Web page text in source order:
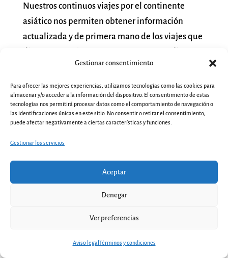
Gestionar consentimiento
Para ofrecer las mejores experiencias, utilizamos tecnologías como las cookies para
almacenar y/o acceder a la información del dispositivo. El consentimiento de estas
tecnologías nos permitirá procesar datos como el comportamiento de navegación o
las identificaciones únicas en este sitio. No consentir o retirar el consentimiento,
puede afectar negativamente a ciertas características y funciones.
Gestionar los servicios
Aceptar
Denegar
Ver preferencias
Aviso legal Términos y condiciones
Nuestros continuos viajes por el continente
asiático nos permiten obtener información
actualizada y de primera mano de los viajes que
nuevos destinos, de una manera totalmente
exclusiva y personalizada.